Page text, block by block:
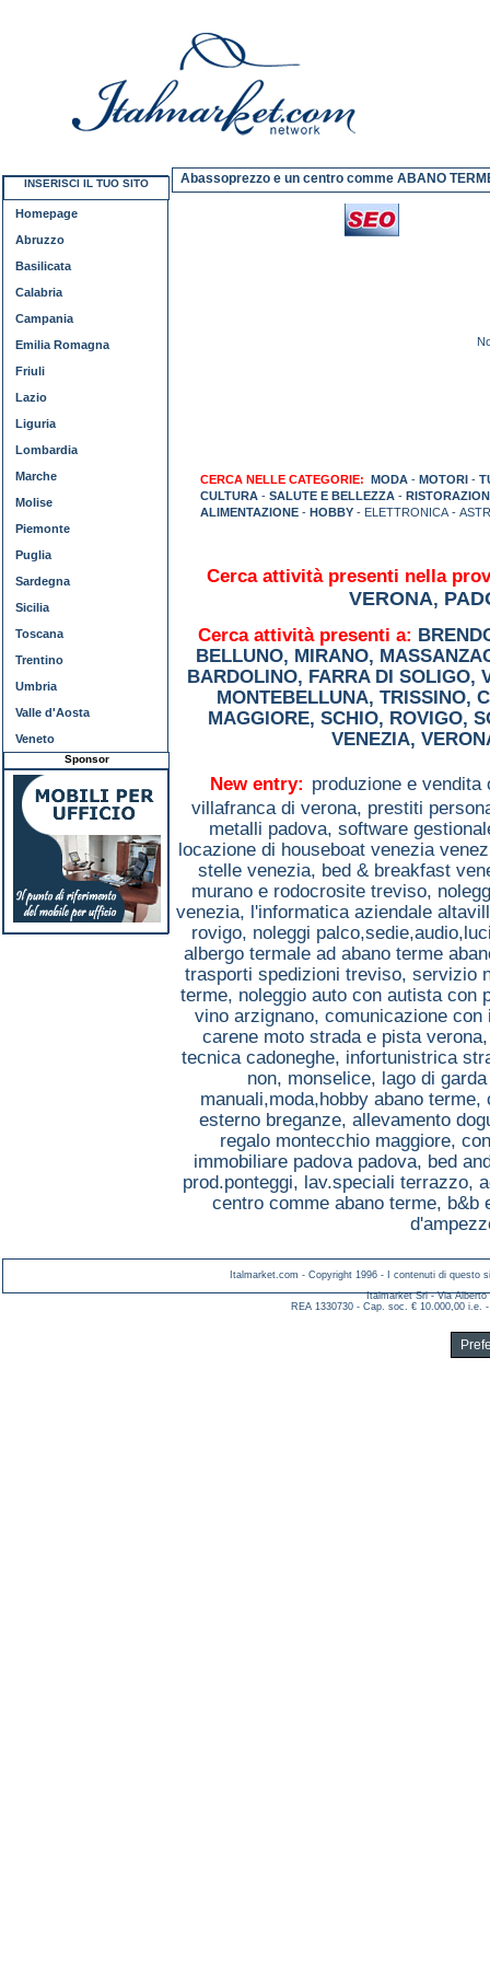
Abassoprezzo e un centro comme ABANO
CERCA NELLE CATEGORIE: MODA - MOTORI -
CULTURA - SALUTE E BELLEZZA -
ALIMENTAZIONE - HOBBY - ELETTRONICA -
Cerca attività presenti nella
VERONA,
Cerca attività presenti a:
BELLUNO, MIRANO,
BARDOLINO, FARRA DI SOLIGO,
MONTEBELLUNA, TRISSINO,
MAGGIORE, SCHIO, ROVIGO,
VENEZIA,
New entry: produzione e
villafranca di verona, prestiti
metalli padova, software
locazione di houseboat venezia
stelle venezia, bed & breakfast
murano e rodocrosite treviso,
venezia, l'informatica aziendale
rovigo, noleggi
albergo termale ad abano terme
trasporti spedizioni treviso, servizio
terme, noleggio auto con autista con
vino arzignano, comunicazione
carene moto strada e pista
tecnica cadoneghe, infortunistrica
non, monselice, lago di
manuali,moda,hobby abano terme,
esterno breganze, allevamento
regalo montecchio maggiore,
immobiliare padova padova, bed
prod.ponteggi, lav.speciali terrazzo,
centro comme abano terme, b&b
INSERISCI IL TUO SITO
Homepage
Abruzzo
Basilicata
Calabria
Campania
Emilia Romagna
Friuli
Lazio
Liguria
Lombardia
Marche
Molise
Piemonte
Puglia
Sardegna
Sicilia
Toscana
Trentino
Umbria
Valle d'Aosta
Veneto
Sponsor
Italmarket.com - Copyright 1996 - I contenuti di questo
Italmarket Srl - Via Alberto
REA 1330730 - Cap. soc. € 10.000,00 i.e.